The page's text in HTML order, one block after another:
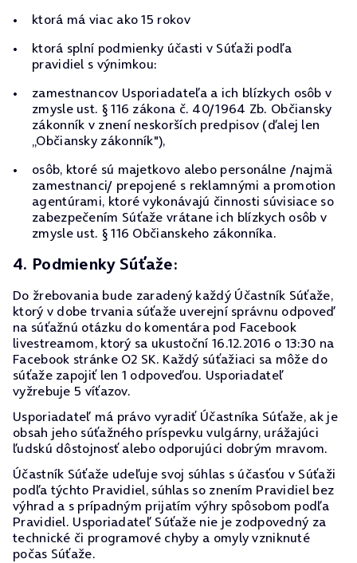
ktorá má viac ako 15 rokov
ktorá splní podmienky účasti v Súťaži podľa
pravidiel s výnimkou:
zamestnancov Usporiadateľa a ich blízkych osôb v
zmysle ust. § 116 zákona č. 40/1964 Zb. Občiansky
zákonník v znení neskorších predpisov (ďalej len
„Občiansky zákonník"),
osôb, ktoré sú majetkovo alebo personálne /najmä
zamestnanci/ prepojené s reklamnými a promotion
agentúrami, ktoré vykonávajú činnosti súvisiace so
zabezpečením Súťaže vrátane ich blízkych osôb v
zmysle ust. § 116 Občianskeho zákonníka.
4. Podmienky Súťaže:
Do žrebovania bude zaradený každý Účastník Súťaže,
ktorý v dobe trvania súťaže uverejní správnu odpoveď
na súťažnú otázku do komentára pod Facebook
livestreamom, ktorý sa ukustoční 16.12.2016 o 13:30 na
Facebook stránke O2 SK. Každý súťažiaci sa môže do
súťaže zapojiť len 1 odpoveďou. Usporiadateľ
vyžrebuje 5 víťazov.
Usporiadateľ má právo vyradiť Účastníka Súťaže, ak je
obsah jeho súťažného príspevku vulgárny, urážajúci
ľudskú dôstojnosť alebo odporujúci dobrým mravom.
Účastník Súťaže udeľuje svoj súhlas s účasťou v Súťaži
podľa týchto Pravidiel, súhlas so znením Pravidiel bez
výhrad a s prípadným prijatím výhry spôsobom podľa
Pravidiel. Usporiadateľ Súťaže nie je zodpovedný za
technické či programové chyby a omyly vzniknuté
počas Súťaže.